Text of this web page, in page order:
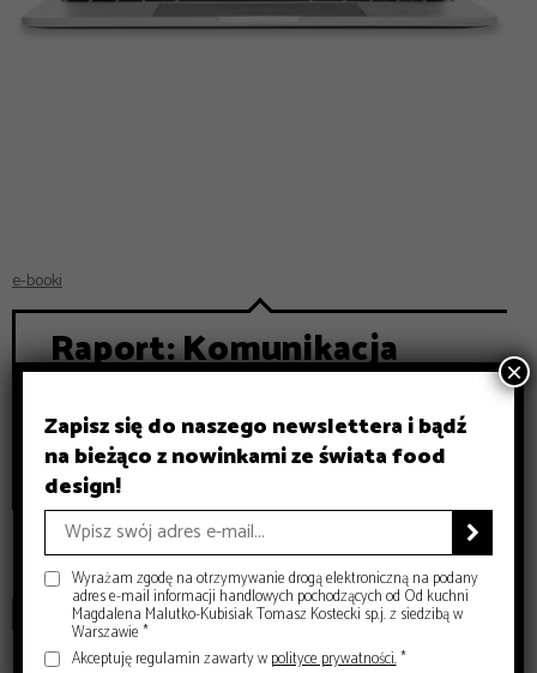
e-booki
Raport: Komunikacja
wizualna w branży
spożywczej i HoReCa a
decyzje zakupowe Polaków
0,00zł
DODAJ DO KOSZYKA
Zapisz się do naszego newslettera i bądź
na bieżąco z nowinkami ze świata food
design!

Wyrażam zgodę na otrzymywanie drogą elektroniczną na podany
adres e-mail informacji handlowych pochodzących od Od kuchni
Magdalena Malutko-Kubisiak Tomasz Kostecki sp.j. z siedzibą w
Warszawie *
Akceptuję regulamin zawarty wpolityce prywatności.*
×